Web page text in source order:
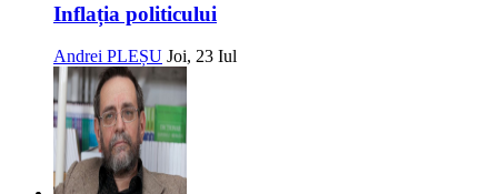
Inflația politicului
Andrei PLEȘU Joi, 23 Iul